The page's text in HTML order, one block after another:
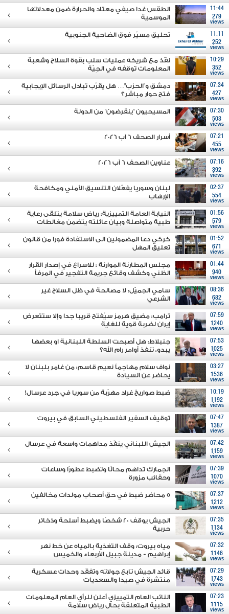
11:44
279
views
الطقس غدا صيفي معتاد والحرارة ضمن معدلاتها
الموسمية
11:11
252
views
تحليق مسيّر فوق الضاحية الجنوبية
10:29
352
views
نفّذ مع شريكه عمليات سلب بقوة السلاح وشعبة
المعلومات توقفه في الجِيّة
07:34
427
views
دمشق و"الحزب"… هل يقرّب تبادل الرسائل الإيجابية
فتح حوار مباشر؟
07:30
503
views
المسيحيون "ينقرضون" من الدولة
07:21
455
views
أسرار الصحف 6 آب 2026
07:16
392
views
عناوين الصحف 6 آب 2026
02:37
554
views
لبنان وسوريا يفعّلان التنسيق الأمني ومكافحة
الإرهاب
01:56
579
views
النيابة العامة التمييزية: رياض سلامة يتلقى رعاية
طبية متواصلة وبيان عائلته يتضمن مغالطات
01:52
671
views
كركي دعا المضمونين الى الاستفادة فورا من قانون
تعليق المهل
01:44
940
views
مجلس المطارنة الموارنة : للاسراع في إصدار القرار
الظني وكشف وقائع جريمة التفجير في المرفأ
08:36
682
views
سامي الجميّل: لا مصالحة في ظل السلاح غير
الشرعي
07:59
1240
views
ترامب: مضيق هرمز سيُفتح قريبا جدا وإلا ستتعرض
إيران لضربة قوية للغاية
07:53
1025
views
جنبلاط: هل أصبحت السلطة اللبنانية او بعضها
يبدو، تنفذ أوامر رام الله؟
03:27
1536
views
نواف سلام مهاجماً نعيم قاسم: من غامر بلبنان لا
يحاضر عن السيادة
10:19
1192
views
ضبط صواريخ غراد مهرّبة من سوريا في جرد عرسال!
07:47
1387
views
توقيف السفير الفلسطيني السابق في بيروت
07:42
1159
views
الجيش اللبناني ينفّذ مداهمات واسعة في عرسال
07:39
1070
views
الجمارك تداهم محالًا وتضبط عطورًا وساعات
وحقائب مزورة
07:37
1212
views
5 محاضر ضبط في حق أصحاب مولدات مخالفين
07:35
1134
views
الجيش يوقف 20 شخصًا ويضبط أسلحة وذخائر
حربية
07:32
1146
views
مياه بيروت: وقف التغذية بالمياه عن خط نهر
إبراهيم - مدينة جبيل الأربعاء والخميس
07:29
1743
views
قائد الجيش تابع جولاته وتفقَد وحدات عسكرية
منتشرة في صيدا والسعديات
07:23
1115
views
النائب العام التمييزي أعلن للرأي العام المعلومات
الطبية المتعلقة بحال رياض سلامة